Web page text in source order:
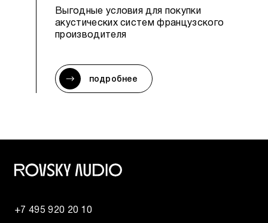
Выгодные условия для покупки
акустических систем французского
производителя
подробнее
+7 495 920 20 10